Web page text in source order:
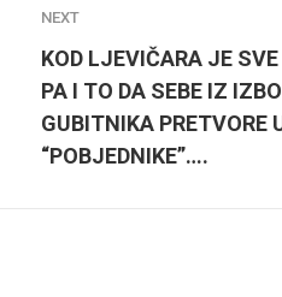
NEXT
KOD LJEVIČARA JE
PA I TO DA SEBE IZ
GUBITNIKA PRETVORE
“POBJEDNIKE”….